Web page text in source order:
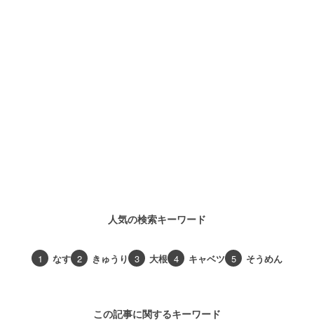
人気の検索キーワード
1 なす 2 きゅうり 3 大根 4 キャベツ 5 そうめん
この記事に関するキーワード